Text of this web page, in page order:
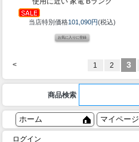
当店特別価格101,090円(税込)
< 1 2 3
商品検索
ホーム マイページ
ログイン